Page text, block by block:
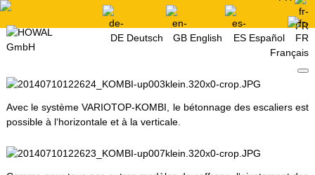
Deutsch English
Español
Français
Avec le système VARIOTOP-KOMBI, le bétonnage des escaliers est
possible à l‘horizontale et à la verticale.